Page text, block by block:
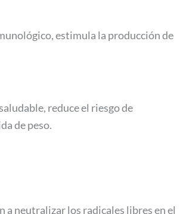
estimula la producción de
reduce el riesgo de
de peso.
a neutralizar los radicales libres en el